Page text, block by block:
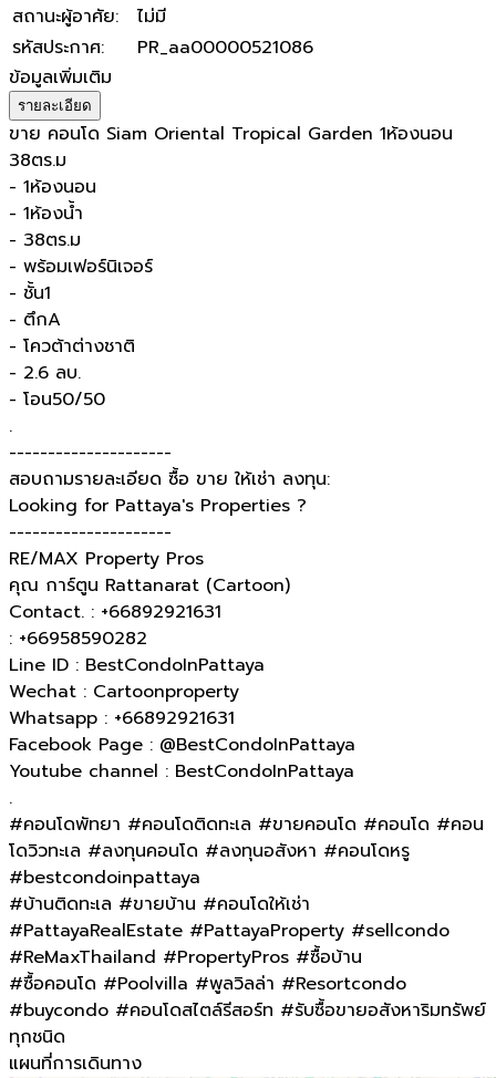
สถานะผู้อาศัย:
ไม่มี
รหัสประกาศ:
PR_aa00000521086
ข้อมูลเพิ่มเติม
รายละเอียด
ขาย คอนโด Siam Oriental Tropical Garden 1ห้องนอน
38ตร.ม
- 1ห้องนอน
- 1ห้องน้ำ
- 38ตร.ม
- พร้อมเฟอร์นิเจอร์
- ชั้น1
- ตึกA
- โควต้าต่างชาติ
- 2.6 ลบ.
- โอน50/50
.
---------------------
สอบถามรายละเอียด ซื้อ ขาย ให้เช่า ลงทุน:
Looking for Pattaya's Properties ?
---------------------
RE/MAX Property Pros
คุณ การ์ตูน Rattanarat (Cartoon)
Contact. : +66892921631
: +66958590282
Line ID : BestCondoInPattaya
Wechat : Cartoonproperty
Whatsapp : +66892921631
Facebook Page : @BestCondoInPattaya
Youtube channel : BestCondoInPattaya
.
#คอนโดพัทยา #คอนโดติดทะเล #ขายคอนโด #คอนโด #คอน
โดวิวทะเล #ลงทุนคอนโด #ลงทุนอสังหา #คอนโดหรู
#bestcondoinpattaya
#บ้านติดทะเล​ #ขายบ้าน #คอนโดให้เช่า
#PattayaRealEstate #PattayaProperty #sellcondo
#ReMaxThailand #PropertyPros #ซื้อบ้าน
#ซื้อคอนโด #Poolvilla #พูลวิลล่า #Resortcondo
#buycondo #คอนโดสไตล์รีสอร์ท #รับซื้อขายอสังหาริมทรัพย์
ทุกชนิด
แผนที่การเดินทาง